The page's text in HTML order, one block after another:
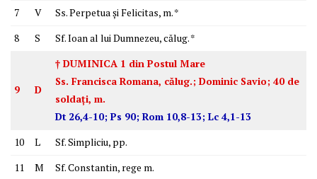
7
V
Ss. Perpetua şi Felicitas, m. *
8
S Sf. Ioan al lui Dumnezeu, călug. *
9 D
† DUMINICA 1 din Postul Mare
Ss. Francisca Romana, călug.; Dominic Savio; 40 de
soldaţi, m.
Dt 26,4-10; Ps 90; Rom 10,8-13; Lc 4,1-13
10
L
Sf. Simpliciu, pp.
11
M
Sf. Constantin, rege m.